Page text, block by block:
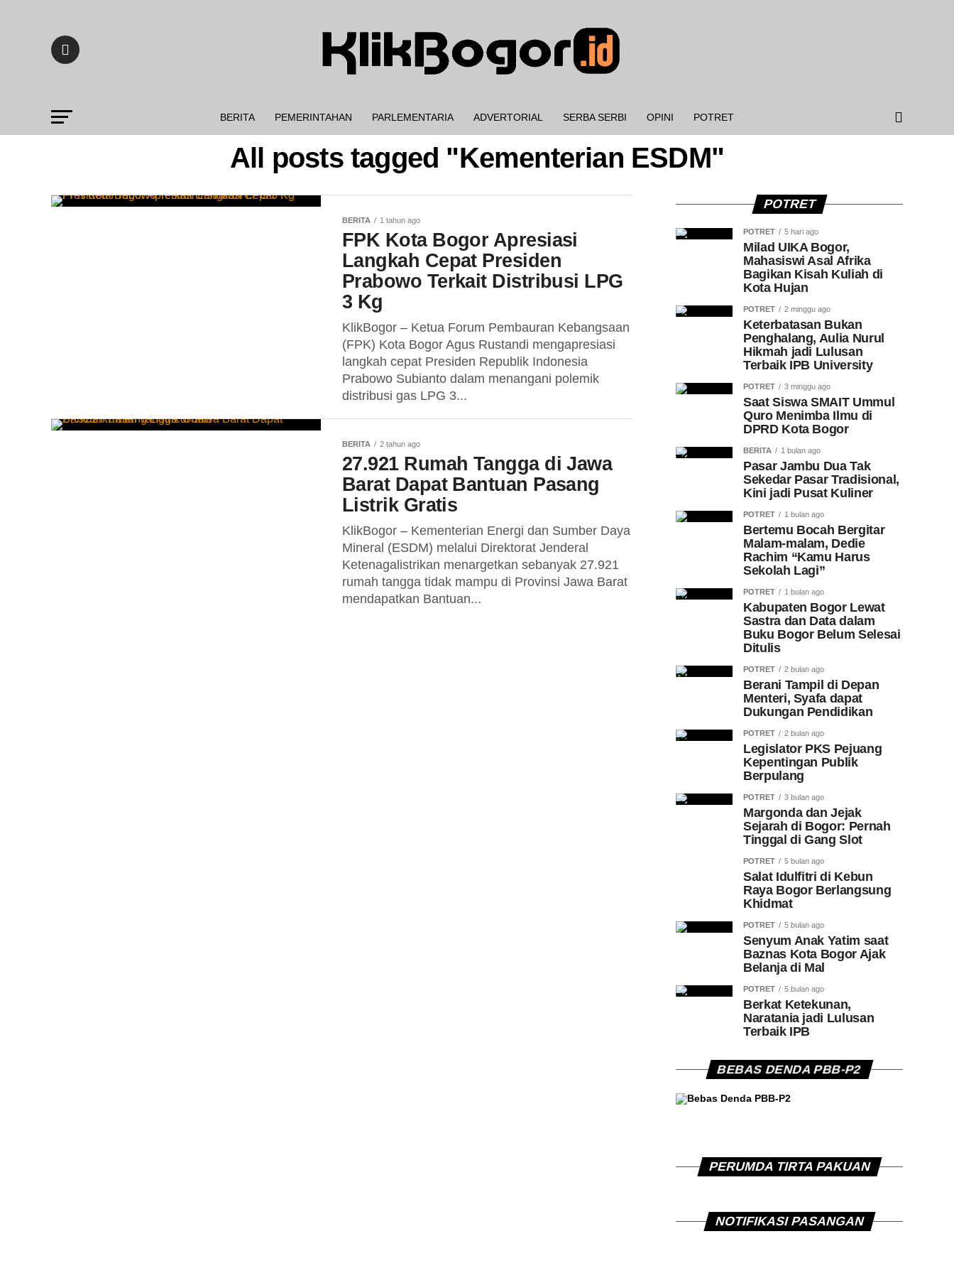
BERITA PEMERINTAHAN PARLEMENTARIA ADVERTORIAL SERBA SERBI OPINI POTRET
All posts tagged "Kementerian ESDM"
BERITA 1 tahun ago
FPK Kota Bogor Apresiasi
Langkah Cepat Presiden
Prabowo Terkait Distribusi LPG
3 Kg
KlikBogor – Ketua Forum Pembauran Kebangsaan
(FPK) Kota Bogor Agus Rustandi mengapresiasi
langkah cepat Presiden Republik Indonesia
Prabowo Subianto dalam menangani polemik
distribusi gas LPG 3...
BERITA 2 tahun ago
27.921 Rumah Tangga di Jawa
Barat Dapat Bantuan Pasang
Listrik Gratis
KlikBogor – Kementerian Energi dan Sumber Daya
Mineral (ESDM) melalui Direktorat Jenderal
Ketenagalistrikan menargetkan sebanyak 27.921
rumah tangga tidak mampu di Provinsi Jawa Barat
mendapatkan Bantuan...
POTRET
POTRET 5 hari ago
Milad UIKA Bogor,
Mahasiswi Asal Afrika
Bagikan Kisah Kuliah di
Kota Hujan
POTRET 2 minggu ago
Keterbatasan Bukan
Penghalang, Aulia Nurul
Hikmah jadi Lulusan
Terbaik IPB University
POTRET 3 minggu ago
Saat Siswa SMAIT Ummul
Quro Menimba Ilmu di
DPRD Kota Bogor
BERITA 1 bulan ago
Pasar Jambu Dua Tak
Sekedar Pasar Tradisional,
Kini jadi Pusat Kuliner
POTRET 1 bulan ago
Bertemu Bocah Bergitar
Malam-malam, Dedie
Rachim “Kamu Harus
Sekolah Lagi”
POTRET 1 bulan ago
Kabupaten Bogor Lewat
Sastra dan Data dalam
Buku Bogor Belum Selesai
Ditulis
POTRET 2 bulan ago
Berani Tampil di Depan
Menteri, Syafa dapat
Dukungan Pendidikan
POTRET 2 bulan ago
Legislator PKS Pejuang
Kepentingan Publik
Berpulang
POTRET 3 bulan ago
Margonda dan Jejak
Sejarah di Bogor: Pernah
Tinggal di Gang Slot
POTRET 5 bulan ago
Salat Idulfitri di Kebun
Raya Bogor Berlangsung
Khidmat
POTRET 5 bulan ago
Senyum Anak Yatim saat
Baznas Kota Bogor Ajak
Belanja di Mal
POTRET 5 bulan ago
Berkat Ketekunan,
Naratania jadi Lulusan
Terbaik IPB
BEBAS DENDA PBB-P2
PERUMDA TIRTA PAKUAN
NOTIFIKASI PASANGAN